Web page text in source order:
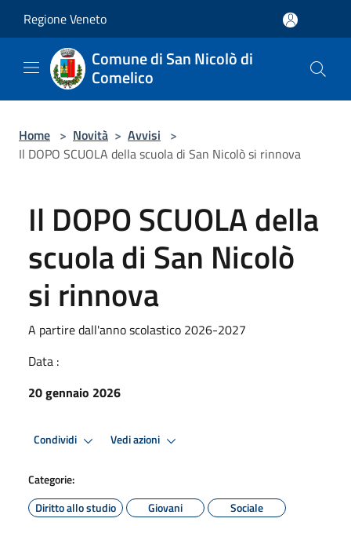
Regione Veneto
Comune di San Nicolò di
Comelico
Home > Novità > Avvisi >
Il DOPO SCUOLA della scuola di San Nicolò si rinnova
Il DOPO SCUOLA della
scuola di San Nicolò
si rinnova
A partire dall'anno scolastico 2026-2027
Data :
20 gennaio 2026
Condividi Vedi azioni
Categorie:
Diritto allo studio
Giovani Sociale